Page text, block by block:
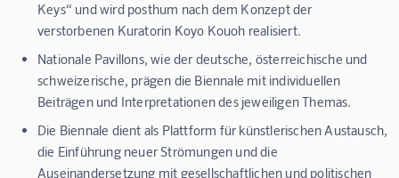
Keys“ und wird posthum nach dem Konzept der
verstorbenen Kuratorin Koyo Kouoh realisiert.
Nationale Pavillons, wie der deutsche, österreichische und
schweizerische, prägen die Biennale mit individuellen
Beiträgen und Interpretationen des jeweiligen Themas.
Die Biennale dient als Plattform für künstlerischen Austausch,
die Einführung neuer Strömungen und die
Auseinandersetzung mit gesellschaftlichen und politischen